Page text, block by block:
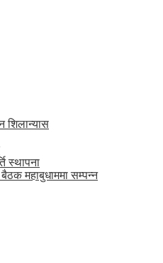
शिलान्यास
स्थापना
महाबुधाममा सम्पन्न